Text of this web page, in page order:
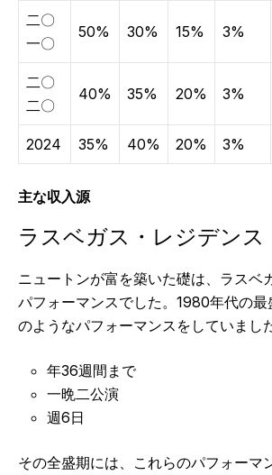
二〇
一〇
50% 30% 15% 3%
二〇
二〇
40% 35% 20% 3%
2024 35% 40% 20% 3%
主な収入源
ラスベガス・レジデンス
ニュートンが富を築いた礎は、ラスベ
パフォーマンスでした。1980年代の
のようなパフォーマンスをしていました
年36週間まで
一晩二公演
週6日
その全盛期には、これらのパフォーマ